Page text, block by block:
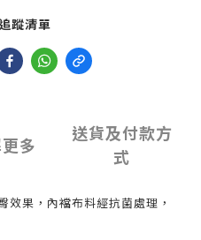
蹤清單
多
送貨及付款方
式
效果，內襠布料經抗菌處理，